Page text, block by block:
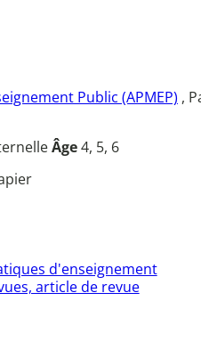
Public (APMEP) ,
Âge4, 5, 6
d'enseignement
article de revue